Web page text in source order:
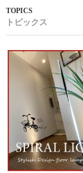
トピックス